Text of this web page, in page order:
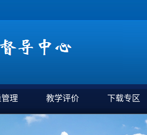
理 教学评价 下载专区